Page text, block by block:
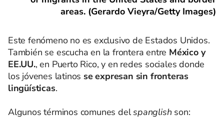
areas. (Gerardo Vieyra/Getty Images)
Este fenómeno no es exclusivo de Estados Unidos.
También se escucha en la frontera entre México y
EE.UU., en Puerto Rico, y en redes sociales donde
los jóvenes latinos se expresan sin fronteras
lingüísticas.
Algunos términos comunes delspanglish son: